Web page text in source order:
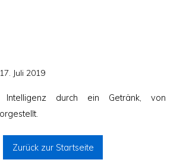
Veröffentlicht
17. Juli 2019
durch ein Getränk, von
Zurück zur Startseite